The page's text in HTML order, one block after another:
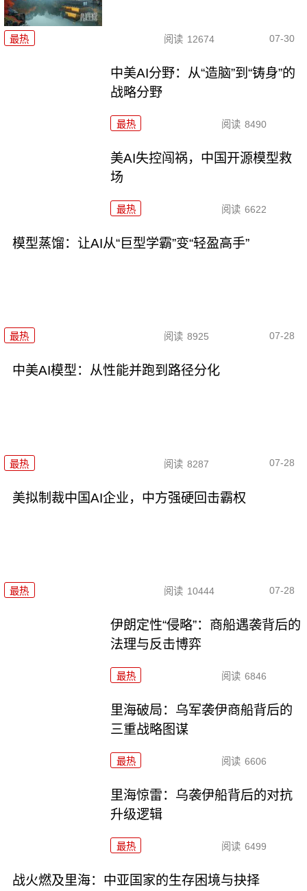
最热 阅读 12674 07-30
中美AI分野：从“造脑”到“铸身”的
战略分野
最热 阅读 8490
美AI失控闯祸，中国开源模型救
场
最热 阅读 6622
模型蒸馏：让AI从“巨型学霸”变“轻盈高手”
最热 阅读 8925 07-28
中美AI模型：从性能并跑到路径分化
最热 阅读 8287 07-28
美拟制裁中国AI企业，中方强硬回击霸权
最热 阅读 10444 07-28
伊朗定性“侵略”：商船遇袭背后的
法理与反击博弈
最热 阅读 6846
里海破局：乌军袭伊商船背后的
三重战略图谋
最热 阅读 6606
里海惊雷：乌袭伊船背后的对抗
升级逻辑
最热 阅读 6499
战火燃及里海：中亚国家的生存困境与抉择